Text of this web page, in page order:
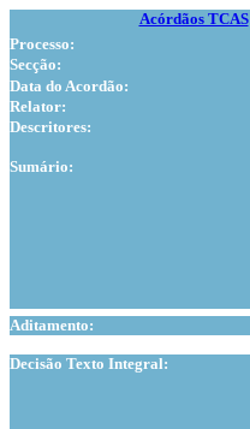
Acórdãos TCAS
Processo:
Secção:
Data do Acordão:
Relator:
Descritores:
Sumário:
Aditamento:
Decisão Texto Integral: